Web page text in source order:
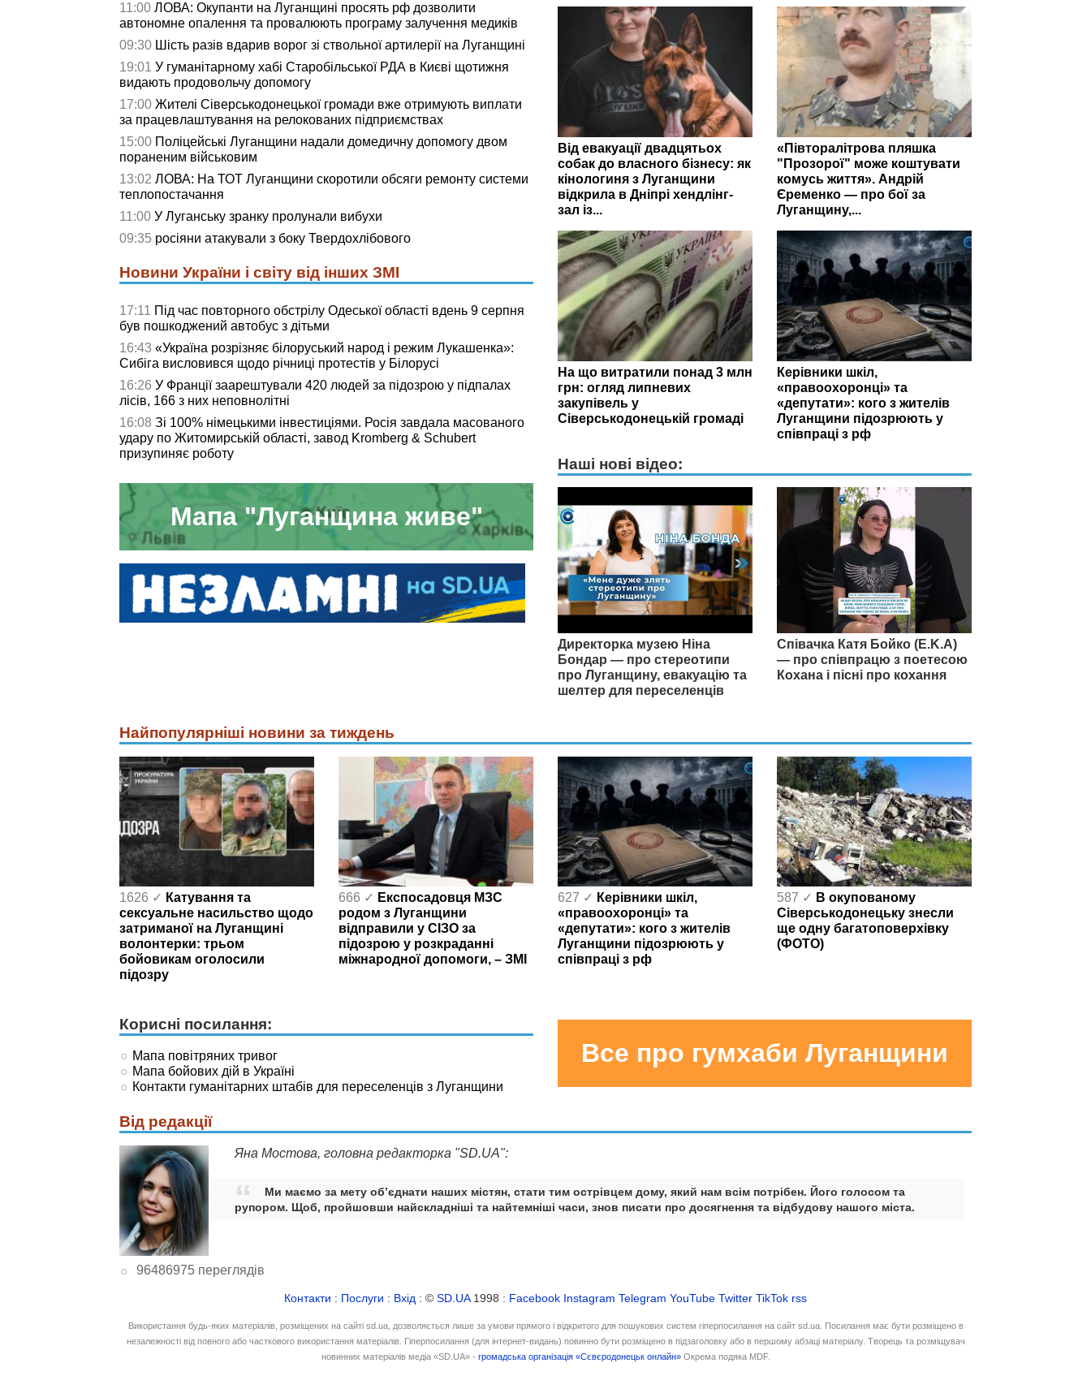
11:00 ЛОВА: Окупанти на Луганщині просять рф дозволити
автономне опалення та провалюють програму залучення медиків
09:30 Шість разів вдарив ворог зі ствольної артилерії на Луганщині
19:01 У гуманітарному хабі Старобільської РДА в Києві щотижня
видають продовольчу допомогу
17:00 Жителі Сіверськодонецької громади вже отримують виплати
за працевлаштування на релокованих підприємствах
15:00 Поліцейські Луганщини надали домедичну допомогу двом
пораненим військовим
13:02 ЛОВА: На ТОТ Луганщини скоротили обсяги ремонту системи
теплопостачання
11:00 У Луганську зранку пролунали вибухи
09:35 росіяни атакували з боку Твердохлібового
Від евакуації двадцятьох
собак до власного бізнесу: як
кінологиня з Луганщини
відкрила в Дніпрі хендлінг-
зал із...
«Півторалітрова пляшка
"Прозорої" може коштувати
комусь життя». Андрій
Єременко — про бої за
Луганщину,...
На що витратили понад 3 млн
грн: огляд липневих
закупівель у
Сіверськодонецькій громаді
Керівники шкіл,
«правоохоронці» та
«депутати»: кого з жителів
Луганщини підозрюють у
співпраці з рф
Наші нові відео:
Директорка музею Ніна
Бондар — про стереотипи
про Луганщину, евакуацію та
шелтер для переселенців
Співачка Катя Бойко (E.K.A)
— про співпрацю з поетесою
Кохана і пісні про кохання
Новини України і світу від інших ЗМІ
17:11 Під час повторного обстрілу Одеської області вдень 9 серпня
був пошкоджений автобус з дітьми
16:43 «Україна розрізняє білоруський народ і режим Лукашенка»:
Сибіга висловився щодо річниці протестів у Білорусі
16:26 У Франції заарештували 420 людей за підозрою у підпалах
лісів, 166 з них неповнолітні
16:08 Зі 100% німецькими інвестиціями. Росія завдала масованого
удару по Житомирській області, завод Kromberg & Schubert
призупиняє роботу
Мапа "Луганщина живе"
Найпопулярніші новини за тиждень
1626 ✓ Катування та
сексуальне насильство щодо
затриманої на Луганщині
волонтерки: трьом
бойовикам оголосили
підозру
666 ✓ Експосадовця МЗС
родом з Луганщини
відправили у СІЗО за
підозрою у розкраданні
міжнародної допомоги, – ЗМІ
627 ✓ Керівники шкіл,
«правоохоронці» та
«депутати»: кого з жителів
Луганщини підозрюють у
співпраці з рф
587 ✓ В окупованому
Сіверськодонецьку знесли
ще одну багатоповерхівку
(ФОТО)
Корисні посилання:
Мапа повітряних тривог
Мапа бойових дій в Україні
Контакти гуманітарних штабів для переселенців з Луганщини
Все про гумхаби Луганщини
Від редакції
Яна Мостова, головна редакторка "SD.UA":
Ми маємо за мету об’єднати наших містян, стати тим острівцем дому, який нам всім потрібен. Його голосом та
рупором. Щоб, пройшовши найскладніші та найтемніші часи, знов писати про досягнення та відбудову нашого міста.
96486975 переглядів
Контакти : Послуги : Вхід : © SD.UA1998 : Facebook Instagram Telegram YouTube Twitter TikTok rss
Використання будь-яких матеріалів, розміщених на сайті sd.ua, дозволяється лише за умови прямого і відкритого для пошукових систем гіперпосилання на сайт sd.ua. Посилання має бути розміщено в
незалежності від повного або часткового використання матеріалів. Гіперпосилання (для інтернет-видань) повинно бути розміщено в підзаголовку або в першому абзаці матеріалу. Творець та розміщувач
новинних матеріалів медіа «SD.UA» - громадська організація «Сєвєродонецьк онлайн»Окрема подяка MDF.